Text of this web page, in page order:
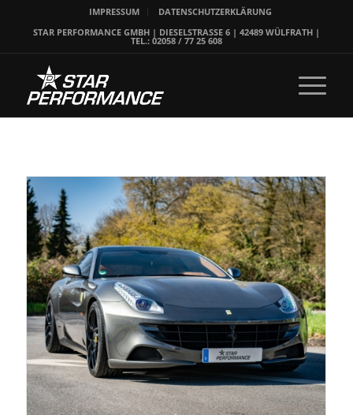
IMPRESSUM
DATENSCHUTZERKLÄRUNG
STAR PERFORMANCE GMBH | DIESELSTRASSE 6 | 42489 WÜLFRATH |
TEL.: 02058 / 77 25 608